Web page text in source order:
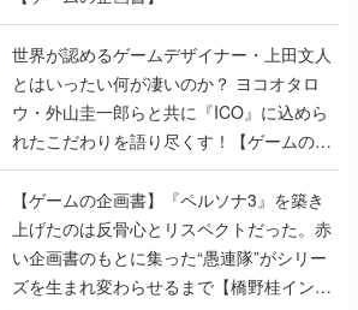
ウ・外山圭一郎らと共に『ICO』に込めら
れたこだわりを語り尽くす！【ゲームの企
画書】
【ゲームの企画書】『ペルソナ3』を築き
上げたのは反骨心とリスペクトだった。赤
い企画書のもとに集った“愚連隊”がシリー
ズを生まれ変わらせるまで【橋野桂インタ
ビュー】
覧
ムクリエイターの青春〜